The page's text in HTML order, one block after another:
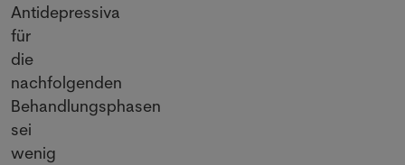
Antidepressiva
für
die
nachfolgenden
Behandlungsphasen
sei
wenig